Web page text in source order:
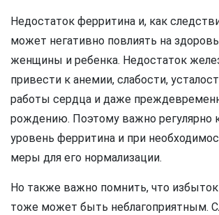
Недостаток ферритина и, как
может негативно повлиять на
женщины и ребенка. Недостаток
привести к анемии, слабости,
работы сердца и даже
рождению. Поэтому важно регулярно
уровень ферритина и при
меры для его нормализации.
Но также важно помнить, что
тоже может быть неблагоприятным.